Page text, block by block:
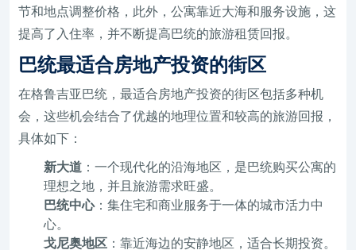
节和地点调整价格，此外，公寓靠近大海和服务设施，这
提高了入住率，并不断提高巴统的旅游租赁回报。
巴统最适合房地产投资的街区
在格鲁吉亚巴统，最适合房地产投资的街区包括多种机
会，这些机会结合了优越的地理位置和较高的旅游回报，
具体如下：
新大道 ：一个现代化的沿海地区，是巴统购买公寓的
理想之地，并且旅游需求旺盛。
巴统中心：集住宅和商业服务于一体的城市活力中
心。
戈尼奥地区 ：靠近海边的安静地区，适合长期投资。